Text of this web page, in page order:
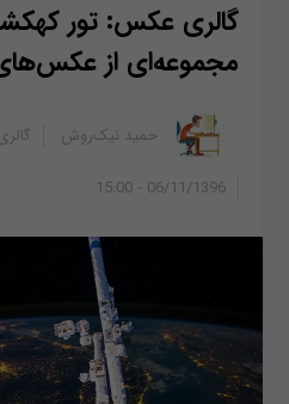
گالری عکس: تور
مجموعه‌ای از عکس‌های
06/11/1396 - 15:00
حمید نیک‌روش